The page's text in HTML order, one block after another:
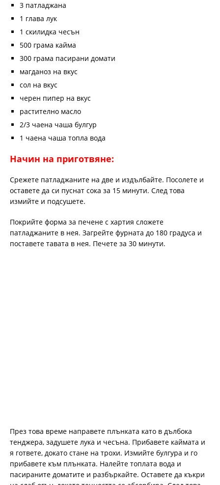
3 патладжана
1 глава лук
1 скилидка чесън
500 грама кайма
300 грама пасирани домати
магданоз на вкус
сол на вкус
черен пипер на вкус
растително масло
2/3 чаена чаша булгур
1 чаена чаша топла вода
Начин на приготвяне:
Срежете патладжаните на две и издълбайте. Посолете и
оставете да си пуснат сока за 15 минути. След това
измийте и подсушете.
Покрийте форма за печене с хартия сложете
патладжаните в нея. Загрейте фурната до 180 градуса и
поставете тавата в нея. Печете за 30 минути.
През това време направете плънката като в дълбока
тенджера, задушете лука и чесъна. Прибавете каймата и
я гответе, докато стане на трохи. Измийте булгура и го
прибавете към плънката. Налейте топлата вода и
пасираните доматите и разбъркайте. Оставете да къкри